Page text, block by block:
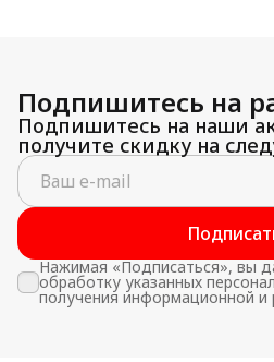
Подпишитесь на
Подпишитесь на наши
получите скидку на
Нажимая «Подписаться», вы
обработку указанных
получения информационной и